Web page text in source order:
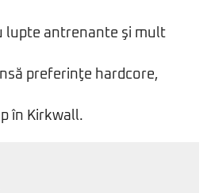
lupte antrenante şi mult
preferinţe hardcore,
în Kirkwall.